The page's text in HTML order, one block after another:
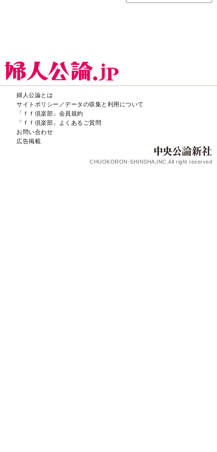
婦人公論とは
サイトポリシー／データの収集と利用について
「ｆｆ倶楽部」会員規約
「ｆｆ倶楽部」よくあるご質問
お問い合わせ
広告掲載
CHUOKORON-SHINSHA,INC.All right reserved